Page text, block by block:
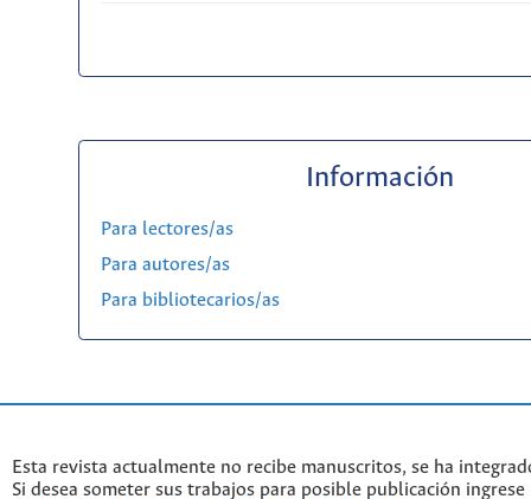
Información
Para lectores/as
Para autores/as
Para bibliotecarios/as
Esta revista actualmente no recibe manuscritos, se ha
Si desea someter sus trabajos para posible publicación ingrese